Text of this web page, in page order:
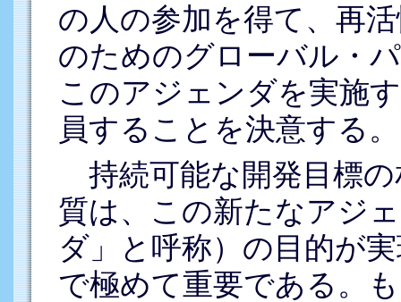
の人の参加を得て、再
のためのグローバル・
このアジェンダを実施
員することを決意する。
持続可能な開発目標
質は、この新たなアジ
ダ」と呼称）の目的が
で極めて重要である。